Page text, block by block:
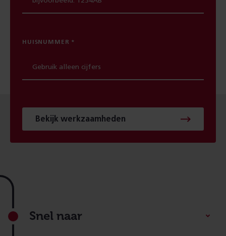
HUISNUMMER
Bekijk werkzaamheden
Footer
Snel naar